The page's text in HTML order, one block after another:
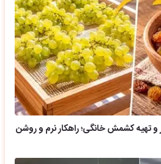
کشمش خانگی؛ راهکار نرم و روشن